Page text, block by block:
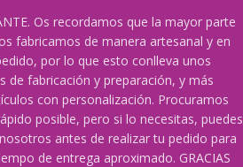
Os recordamos que la mayor parte
fabricamos de manera artesanal y en
por lo que esto conlleva unos
de fabricación y preparación, y más
con personalización. Procuramos
posible, pero si lo necesitas, puedes
antes de realizar tu pedido para
de entrega aproximado. GRACIAS
SOLO DE 10:00 a 14:00
San Fernando de Henares
10:00 - 14:00
Mi cuenta
0 0